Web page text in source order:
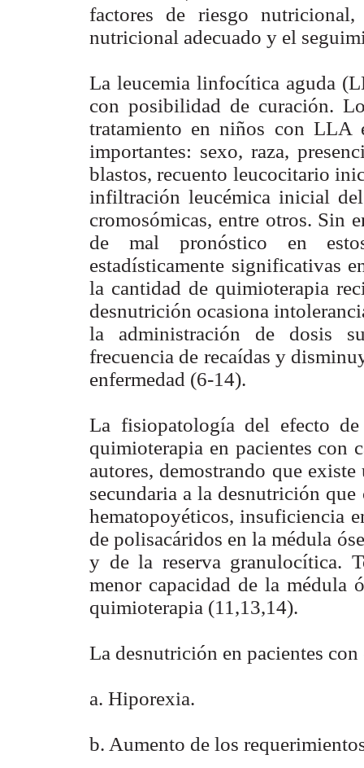
factores de riesgo
nutricional adecuado y el
La leucemia linfocítica aguda
con posibilidad de curación.
tratamiento en niños con LLA
importantes: sexo, raza,
blastos, recuento leucocitario
infiltración leucémica inicial
cromosómicas, entre otros. Sin
de mal pronóstico en estos
estadísticamente significativas
la cantidad de quimioterapia
desnutrición ocasiona
la administración de dosis
frecuencia de recaídas y
enfermedad (6-14).
La fisiopatología del efecto
quimioterapia en pacientes con
autores, demostrando que
secundaria a la desnutrición
hematopoyéticos, insuficiencia
de polisacáridos en la médula
y de la reserva granulocítica.
menor capacidad de la médula
quimioterapia (11,13,14).
La desnutrición en pacientes
a. Hiporexia.
b. Aumento de los